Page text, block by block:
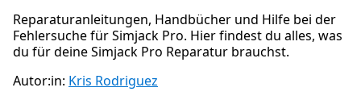
Reparaturanleitungen, Handbücher und Hilfe bei der
Fehlersuche für Simjack Pro. Hier findest du alles, was
du für deine Simjack Pro Reparatur brauchst.
Autor:in: Kris Rodriguez